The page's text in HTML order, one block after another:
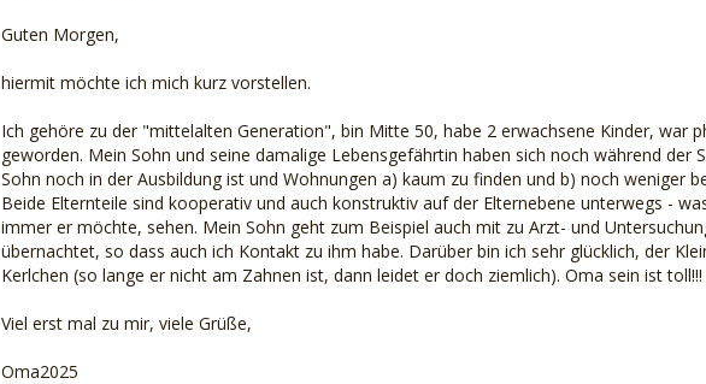
Guten Morgen,
hiermit möchte ich mich kurz vorstellen.
Ich gehöre zu der "mittelalten Generation", bin Mitte 50, habe 2 erwachsene Kinder, war
geworden. Mein Sohn und seine damalige Lebensgefährtin haben sich noch während
Sohn noch in der Ausbildung ist und Wohnungen a) kaum zu finden und b) noch weniger
Beide Elternteile sind kooperativ und auch konstruktiv auf der Elternebene unterwegs -
immer er möchte, sehen. Mein Sohn geht zum Beispiel auch mit zu Arzt- und
übernachtet, so dass auch ich Kontakt zu ihm habe. Darüber bin ich sehr glücklich, der
Kerlchen (so lange er nicht am Zahnen ist, dann leidet er doch ziemlich). Oma sein ist toll!!!
Viel erst mal zu mir, viele Grüße,
Oma2025